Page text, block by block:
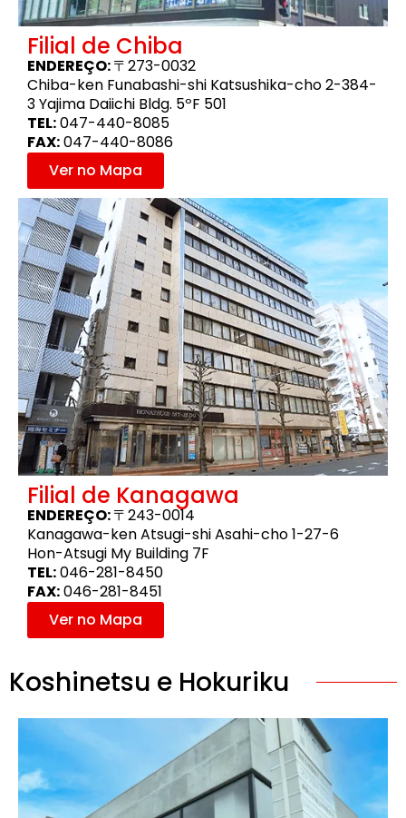
Filial de Chiba
ENDEREÇO:〒273-0032
Chiba-ken Funabashi-shi Katsushika-cho 2-384-
3 Yajima Daiichi Bldg. 5ºF 501
TEL:047-440-8085
FAX:047-440-8086
Ver no Mapa
Filial de Kanagawa
ENDEREÇO:〒243-0014
Kanagawa-ken Atsugi-shi Asahi-cho 1-27-6
Hon-Atsugi My Building 7F
TEL:046-281-8450
FAX:046-281-8451
Ver no Mapa
Koshinetsu e Hokuriku